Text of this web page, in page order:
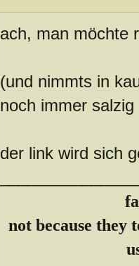
ach, man möchte
(und nimmts in
noch immer
der link wird sich
not because they